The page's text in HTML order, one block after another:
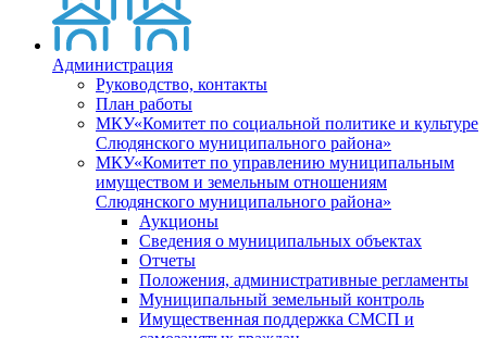
Администрация
Руководство, контакты
План работы
МКУ«Комитет по социальной политике и культуре
Слюдянского муниципального района»
МКУ«Комитет по управлению муниципальным
имуществом и земельным отношениям
Слюдянского муниципального района»
Аукционы
Сведения о муниципальных объектах
Отчеты
Положения, административные регламенты
Муниципальный земельный контроль
Имущественная поддержка СМСП и